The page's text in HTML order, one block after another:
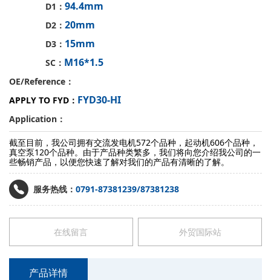
D1： 94.4mm
D2： 20mm
D3： 15mm
SC： M16*1.5
OE/Reference：
APPLY TO FYD： FYD30-HI
Application：
截至目前，我公司拥有交流发电机572个品种，起动机606个品种，
真空泵120个品种。由于产品种类繁多，我们将向您介绍我公司的一
些畅销产品，以便您快速了解对我们的产品有清晰的了解。
服务热线： 0791-87381239/87381238
在线留言 外贸国际站
产品详情